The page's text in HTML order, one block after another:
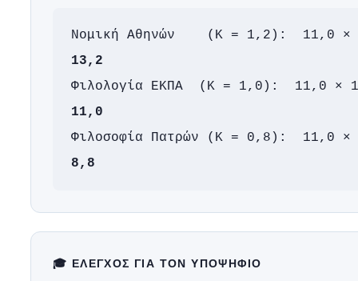
Νομική Αθηνών (Κ = 1,2): 11,0 ×
13,2
Φιλολογία ΕΚΠΑ (Κ = 1,0): 11,0 ×
11,0
Φιλοσοφία Πατρών (Κ = 0,8): 11,0 ×
8,8
🎓 ΈΛΕΓΧΟΣ ΓΙΑ ΤΟΝ ΥΠΟΨΉΦΙΟ